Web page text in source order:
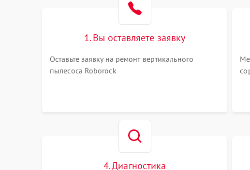
1. Вы оставляете заявку
Оставьте заявку на ремонт вертикального
пылесоса Roborock
4. Диагностика